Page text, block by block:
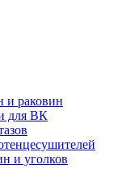
и раковин
для ВК
и уголков